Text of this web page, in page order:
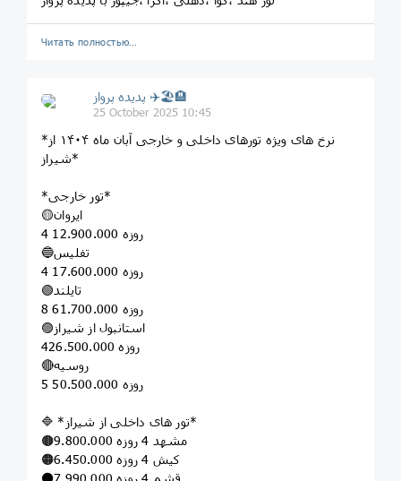
Читать полностью…
پديده پرواز ✈️🏖🏨
25 October 2025 10:45
*نرخ های ویژه تورهای داخلی و خارجی آبان ماه ۱۴۰۴ از
شیراز*
*تور خارجی*
🟡ایروان
4 روزه 12.900.000
🔵تفلیس
4 روزه 17.600.000
🟢تایلند
8 روزه 61.700.000
🟣استانبول از شیراز
4روزه 26.500.000
🔴روسیه
5 روزه 50.500.000
🔷 *تور های داخلی از شیراز*
🟤مشهد 4 روزه 9.800.000
🟠کیش 4 روزه 6.450.000
⚫️قشم 4 روزه 7.990.000